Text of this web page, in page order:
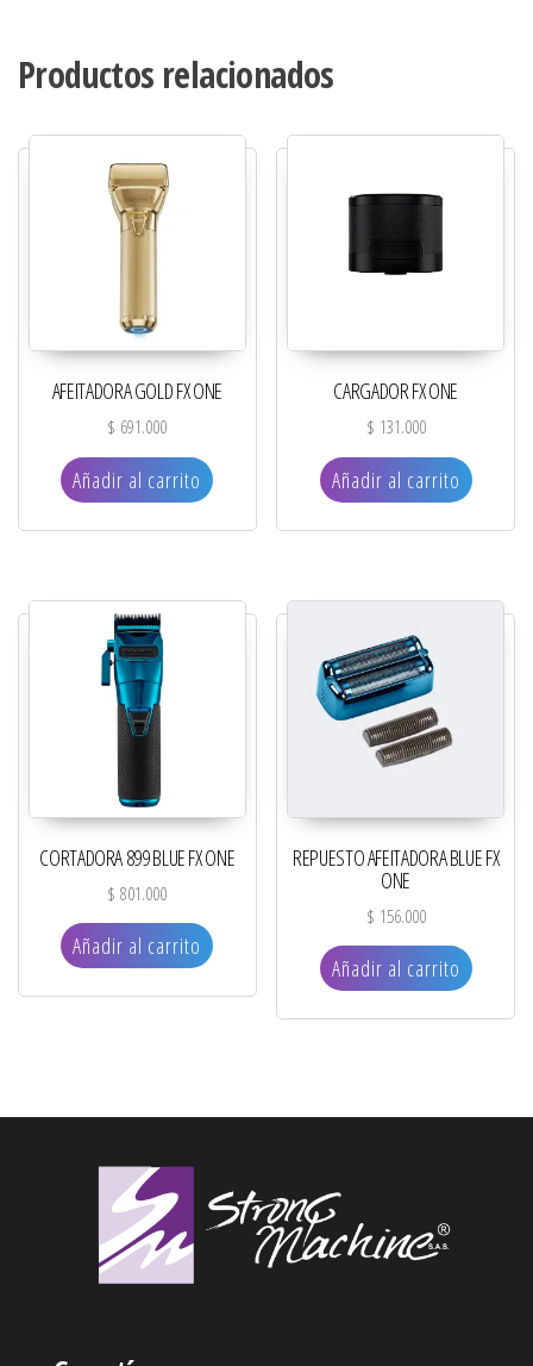
Productos relacionados
AFEITADORA GOLD FX ONE
$ 691.000
Añadir al carrito
CARGADOR FX ONE
$ 131.000
Añadir al carrito
CORTADORA 899 BLUE FX ONE
$ 801.000
Añadir al carrito
REPUESTO AFEITADORA BLUE FX
ONE
$ 156.000
Añadir al carrito